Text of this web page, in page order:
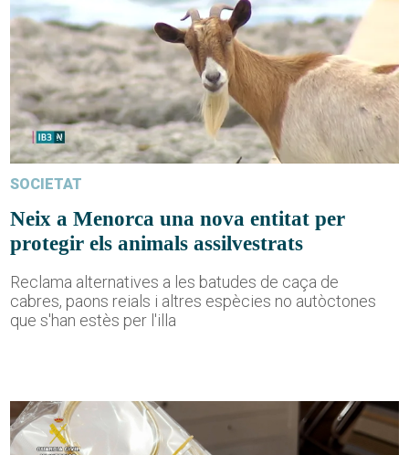
SOCIETAT
Neix a Menorca una nova entitat per
protegir els animals assilvestrats
Reclama alternatives a les batudes de caça de
cabres, paons reials i altres espècies no autòctones
que s'han estès per l'illa